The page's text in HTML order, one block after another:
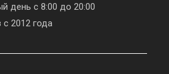
день с 8:00 до 20:00
2012 года